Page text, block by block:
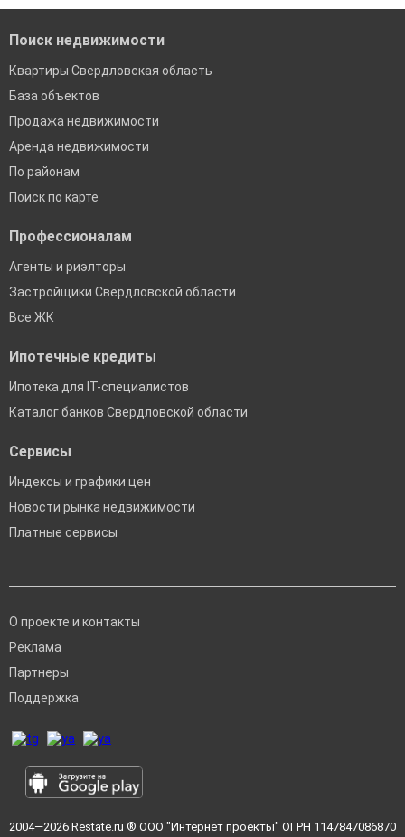
Поиск недвижимости
Квартиры Свердловская область
База объектов
Продажа недвижимости
Аренда недвижимости
По районам
Поиск по карте
Профессионалам
Агенты и риэлторы
Застройщики Свердловской области
Все ЖК
Ипотечные кредиты
Ипотека для IT-специалистов
Каталог банков Свердловской области
Сервисы
Индексы и графики цен
Новости рынка недвижимости
Платные сервисы
О проекте и контакты
Реклама
Партнеры
Поддержка
2004—2026 Restate.ru ® ООО "Интернет проекты" ОГРН 1147847086870